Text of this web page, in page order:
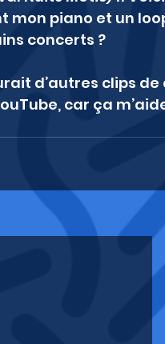
piano et un
concerts ?
d’autres clips
car ça